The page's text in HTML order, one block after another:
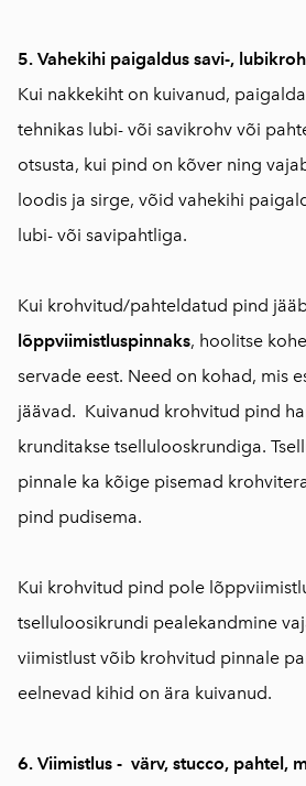
5. Vahekihi paigaldus savi-,
Kui nakkekiht on kuivanud,
tehnikas lubi- või savikrohv või
otsusta, kui pind on kõver ning
loodis ja sirge, võid vahekihi
lubi- või savipahtliga.
Kui krohvitud/pahteldatud pind
lõppviimistluspinnaks, hoolitse
servade eest. Need on kohad, mis
jäävad. Kuivanud krohvitud pind
krunditakse tsellulooskrundiga.
pinnale ka kõige pisemad
pind pudisema.
Kui krohvitud pind pole
tselluloosikrundi pealekandmine
viimistlust võib krohvitud pinnale
eelnevad kihid on ära kuivanud.
6. Viimistlus - värv, stucco, pahtel,